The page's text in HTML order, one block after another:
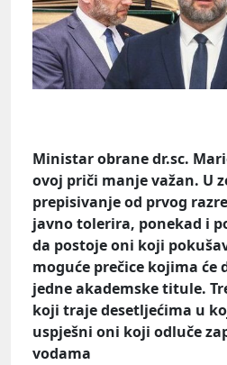
Ministar obrane dr.sc.
ovoj priči manje važan. U
prepisivanje od prvog
javno tolerira, ponekad i
da postoje oni koji
moguće prečice kojima će
jedne akademske titule.
koji traje desetljećima u
uspješni oni koji odluče
vodama